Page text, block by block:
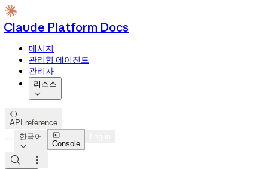
Claude Platform Docs
메시지
관리형 에이전트
관리자
리소스


API reference
한국어


Console

